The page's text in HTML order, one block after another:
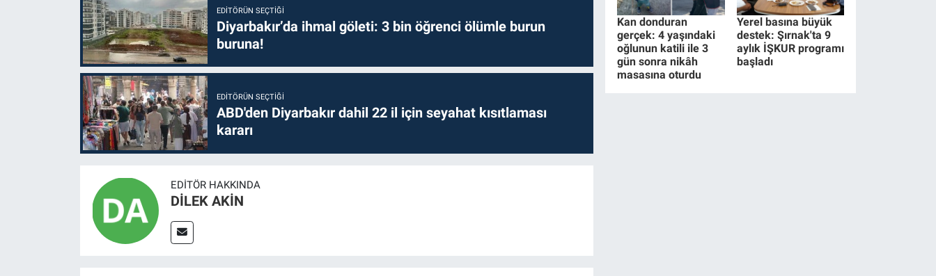
EDITÖRÜN SEÇTIĞI
Diyarbakır’da ihmal göleti: 3 bin öğrenci ölümle burun
buruna!
EDITÖRÜN SEÇTIĞI
ABD'den Diyarbakır dahil 22 il için seyahat kısıtlaması
kararı
EDITÖR HAKKINDA
DİLEK AKİN
Kan donduran
gerçek: 4 yaşındaki
oğlunun katili ile 3
gün sonra nikâh
masasına oturdu
Yerel basına büyük
destek: Şırnak'ta 9
aylık İŞKUR programı
başladı